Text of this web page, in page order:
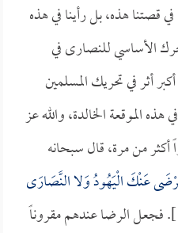
قصتنا هذه، بل رأينا في هذه
الأساسي للنصارى في
أثر في تحريك المسلمين
الموقعة الخالدة، والله عز
أكثر من مرة، قال سبحانه
عَنْكَ الْيَهُودُ وَلا النَّصَارَى
[البقرة:120]. فجعل الرضا عندهم مقروناً